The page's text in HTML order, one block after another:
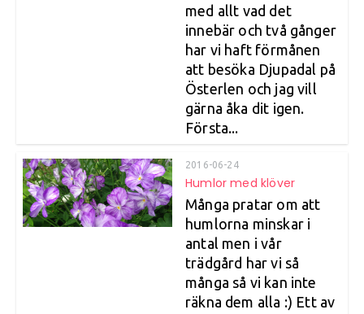
med allt vad det
innebär och två gånger
har vi haft förmånen
att besöka Djupadal på
Österlen och jag vill
gärna åka dit igen.
Första...
2016-06-24
Humlor med klöver
Många pratar om att
humlorna minskar i
antal men i vår
trädgård har vi så
många så vi kan inte
räkna dem alla :) Ett av